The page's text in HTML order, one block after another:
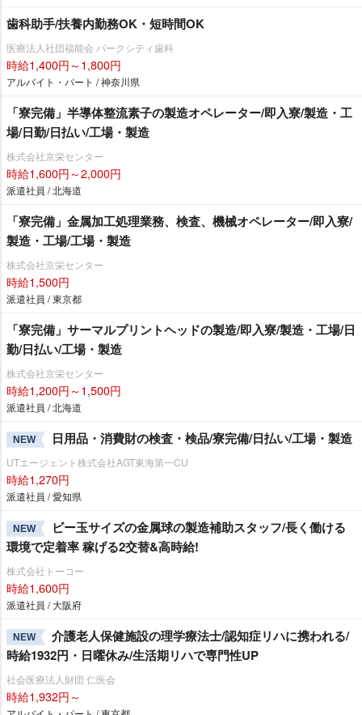
歯科助手/扶養内勤務OK・短時間OK
医療法人社団福能会 パークシティ歯科
時給1,400円～1,800円
アルバイト・パート / 神奈川県
「寮完備」半導体整流素子の製造オペレーター/即入寮/製造・工
場/日勤/日払い/工場・製造
株式会社京栄センター
時給1,600円～2,000円
派遣社員 / 北海道
「寮完備」金属加工処理業務、検査、機械オペレーター/即入寮/
製造・工場/工場・製造
株式会社京栄センター
時給1,500円
派遣社員 / 東京都
「寮完備」サーマルプリントヘッドの製造/即入寮/製造・工場/日
勤/日払い/工場・製造
株式会社京栄センター
時給1,200円～1,500円
派遣社員 / 北海道
NEW 日用品・消費財の検査・検品/寮完備/日払い/工場・製造
UTエージェント株式会社AGT東海第一CU
時給1,270円
派遣社員 / 愛知県
NEW
ビー玉サイズの金属球の製造補助スタッフ/長く働ける
環境で定着率 稼げる2交替&高時給!
株式会社トーコー
時給1,600円
派遣社員 / 大阪府
NEW
介護老人保健施設の理学療法士/認知症リハに携われる/
時給1932円・日曜休み/生活期リハで専門性UP
社会医療法人財団 仁医会
時給1,932円～